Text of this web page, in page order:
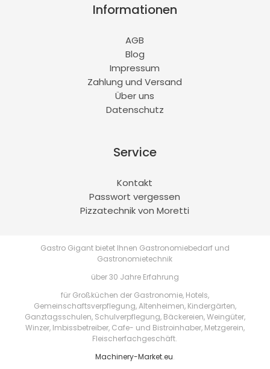
Informationen
AGB
Blog
Impressum
Zahlung und Versand
Über uns
Datenschutz
Service
Kontakt
Passwort vergessen
Pizzatechnik von Moretti
Gastro Gigant bietet Ihnen Gastronomiebedarf und
Gastronomietechnik
über 30 Jahre Erfahrung
für Großküchen der Gastronomie, Hotels,
Gemeinschaftsverpflegung, Altenheimen, Kindergärten,
Ganztagsschulen, Schulverpflegung, Bäckereien, Weingüter,
Winzer, Imbissbetreiber, Cafe- und Bistroinhaber, Metzgerein,
Fleischerfachgeschäft.
Machinery-Market.eu.